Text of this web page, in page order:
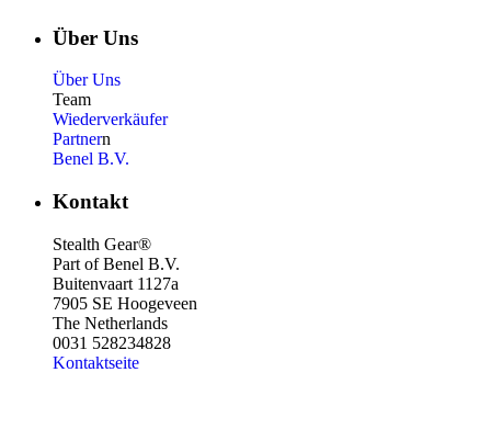
Über Uns
Über Uns
Team
Wiederverkäufer
Partnern
Benel B.V.
Kontakt
Stealth Gear®
Part of Benel B.V.
Buitenvaart 1127a
7905 SE Hoogeveen
The Netherlands
0031 528234828
Kontaktseite